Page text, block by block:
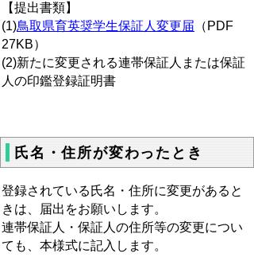
【提出書類】
(1)鳥取県育英奨学生保証人変更届 （PDF
27KB）
(2)新たに変更される連帯保証人または保証
人の印鑑登録証明書
氏名・住所が変わったとき
登録されている氏名・住所に変更があると
きは、届出をお願いします。
連帯保証人・保証人の住所等の変更につい
ても、本様式に記入します。